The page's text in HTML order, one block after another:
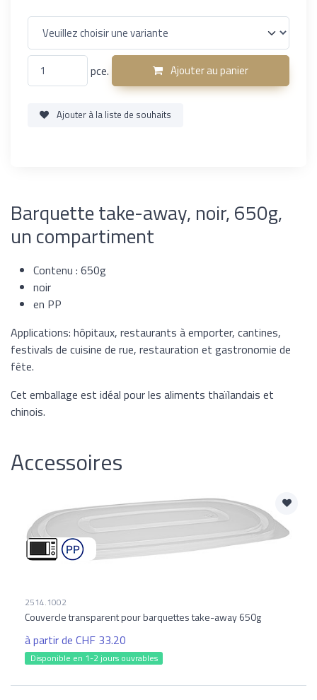
pce. Ajouter au panier
Ajouter à la liste de souhaits
Barquette take-away, noir, 650g,
un compartiment
Contenu : 650g
noir
en PP
Applications: hôpitaux, restaurants à emporter, cantines,
festivals de cuisine de rue, restauration et gastronomie de
fête.
Cet emballage est idéal pour les aliments thaïlandais et
chinois.
Accessoires
2514.1002
Couvercle transparent pour barquettes take-away 650g
à partir de CHF 33.20
Disponible en 1-2 jours ouvrables